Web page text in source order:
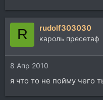
R rudolf303030
кароль пресетаф
8 Апр 2010
я что то не пойму чего